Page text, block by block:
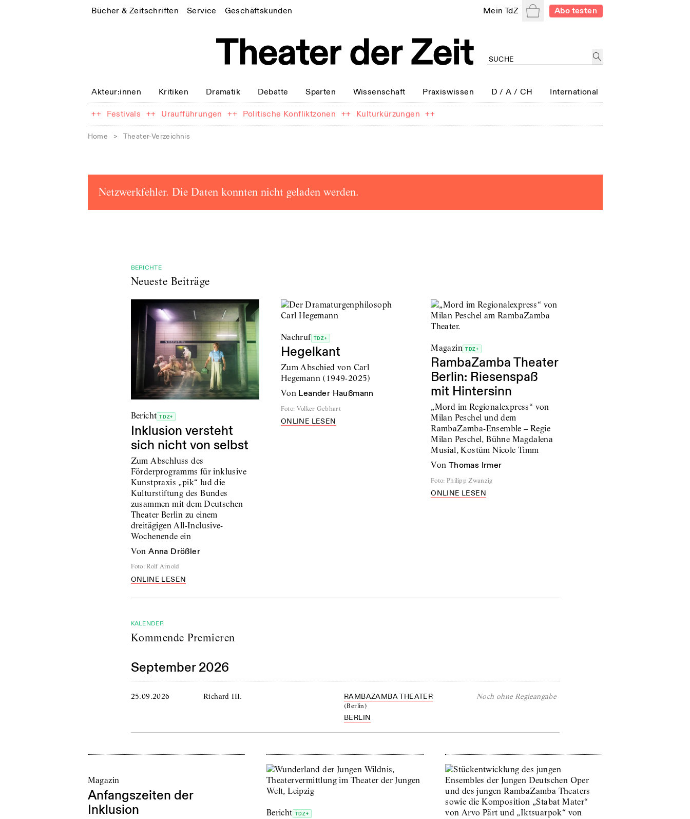
Bücher & Zeitschriften Service Geschäftskunden Mein TdZ WarenkorbAbo testen
Akteur:innen Kritiken Dramatik Debatte Sparten Wissenschaft Praxiswissen D / A / CH International
++ Festivals ++ Uraufführungen ++ Politische Konfliktzonen ++ Kulturkürzungen ++
Home > Theater-Verzeichnis
Netzwerkfehler. Die Daten konnten nicht geladen werden.
BERICHTE
Neueste Beiträge
Bericht TDZ+
Inklusion versteht
sich nicht von selbst
Zum Abschluss des
Förderprogramms für inklusive
Kunstpraxis „pik“ lud die
Kulturstiftung des Bundes
zusammen mit dem Deutschen
Theater Berlin zu einem
dreitägigen All-Inclusive-
Wochenende ein
von Anna Drößler
Foto: Rolf Arnold
ONLINE LESEN
Nachruf TDZ+
Hegelkant
Zum Abschied von Carl
Hegemann (1949-2025)
von Leander Haußmann
Foto: Volker Gebhart
ONLINE LESEN
Magazin TDZ+
RambaZamba Theater
Berlin: Riesenspaß
mit Hintersinn
„Mord im Regionalexpress“ von
Milan Peschel und dem
RambaZamba-Ensemble – Regie
Milan Peschel, Bühne Magdalena
Musial, Kostüm Nicole Timm
von Thomas Irmer
Foto: Philipp Zwanzig
ONLINE LESEN
KALENDER
Kommende Premieren
September 2026
25.09.2026 Richard III. RAMBAZAMBA THEATER
(Berlin)
BERLIN
Noch ohne Regieangabe
Magazin
Anfangszeiten der
Inklusion
Bericht TDZ+